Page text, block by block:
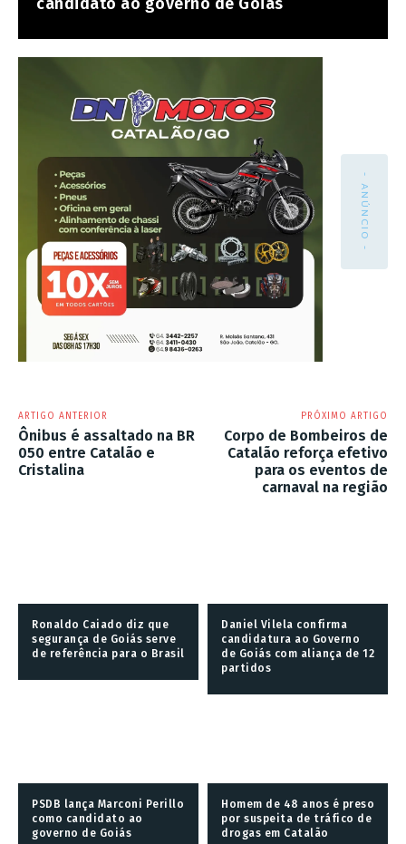
- ANÚNCIO -
ARTIGO ANTERIOR
Ônibus é assaltado na BR
050 entre Catalão e
Cristalina
PRÓXIMO ARTIGO
Corpo de Bombeiros de
Catalão reforça efetivo
para os eventos de
carnaval na região
Ronaldo Caiado diz que
segurança de Goiás serve
de referência para o Brasil
Daniel Vilela confirma
candidatura ao Governo
de Goiás com aliança de 12
partidos
PSDB lança Marconi Perillo
como candidato ao
governo de Goiás
Homem de 48 anos é preso
por suspeita de tráfico de
drogas em Catalão